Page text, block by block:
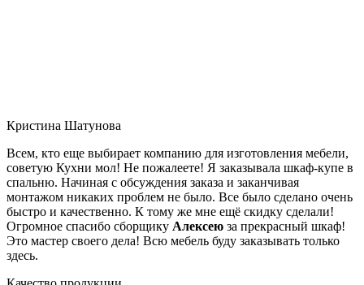
Кристина Шатунова
Всем, кто еще выбирает компанию для изготовления мебели,
советую Кухни мол! Не пожалеете! Я заказывала шкаф-купе в
спальню. Начиная с обсуждения заказа и заканчивая
монтажом никаких проблем не было. Все было сделано очень
быстро и качественно. К тому же мне ещё скидку сделали!
Огромное спасибо сборщику Алексею за прекрасный шкаф!
Это мастер своего дела! Всю мебель буду заказывать только
здесь.